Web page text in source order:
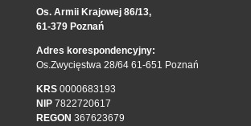
Os. Armii Krajowej 86/13,
61-379 Poznań
Adres korespondencyjny:
Os.Zwycięstwa 28/64 61-651 Poznań
KRS0000683193
NIP7822720617
REGON 367623679